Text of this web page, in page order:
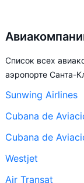
Список всех
аэропорте Санта-
Sunwing Airlines
Cubana de
Cubana de
Westjet
Air Transat